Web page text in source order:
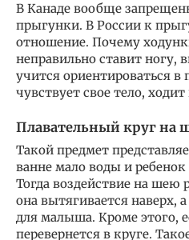
В Канаде вообще
прыгунки. В России к
отношение. Почему
неправильно ставит ногу,
учится ориентироваться в
чувствует свое тело,
Плавательный круг на
Такой предмет
ванне мало воды и ребенок
Тогда воздействие на шею
она вытягивается наверх,
для малыша. Кроме этого,
перевернется в круге.